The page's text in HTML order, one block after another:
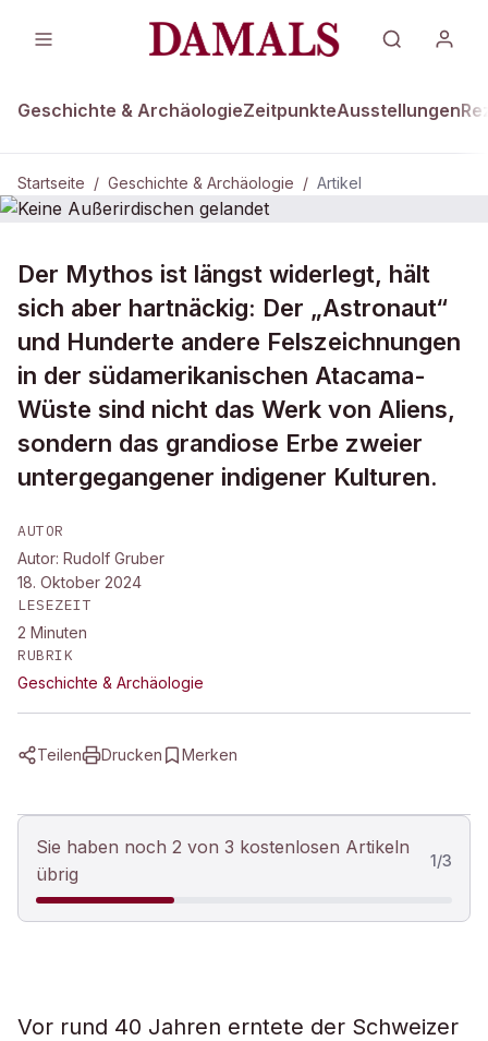
Geschichte & ArchäologieZeitpunkteAusstellungen
Startseite / Geschichte & Archäologie / Artikel
GESCHICHTE & ARCHÄOLOGIE
Keine Außerirdischen gelandet
Der Mythos ist längst widerlegt, hält
sich aber hartnäckig: Der „Astronaut“
und Hunderte andere Felszeichnungen
in der südamerikanischen Atacama-
Wüste sind nicht das Werk von Aliens,
sondern das grandiose Erbe zweier
untergegangener indigener Kulturen.
AUTOR
Autor: Rudolf Gruber
18. Oktober 2024
LESEZEIT
2 Minuten
RUBRIK
Geschichte & Archäologie
Teilen Drucken Merken
Sie haben noch 2 von 3 kostenlosen Artikeln
übrig
1/3
Vor rund 40 Jahren erntete der Schweizer